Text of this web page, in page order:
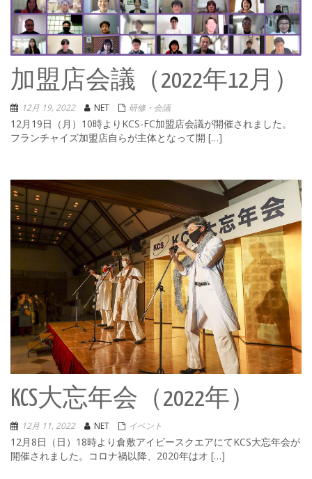
加盟店会議（2022年12月）
12月 19, 2022 NET 研修・会議
12月19日（月）10時よりKCS-FC加盟店会議が開催されました。
フランチャイズ加盟店自らが主体となって開 […]
KCS大忘年会（2022年）
12月 11, 2022 NET イベント
12月8日（日）18時より倉敷アイビースクエアにてKCS大忘年会が
開催されました。コロナ禍以降、2020年はオ […]